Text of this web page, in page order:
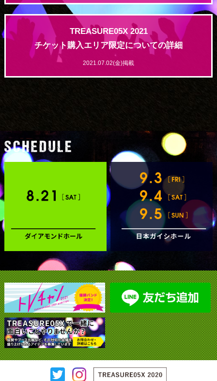
TREASURE05X 2021
チケット購入エリア限定についての詳細
2021.07.02(金)掲載